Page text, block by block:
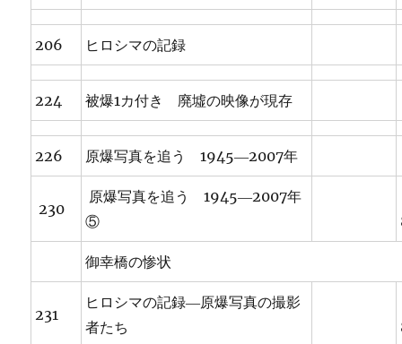
206 ヒロシマの記録
224 被爆1カ付き 廃墟の映像が現存
226 原爆写真を追う 1945―2007年
230
原爆写真を追う 1945―2007年
⑤
御幸橋の惨状
231
ヒロシマの記録―原爆写真の撮影
者たち